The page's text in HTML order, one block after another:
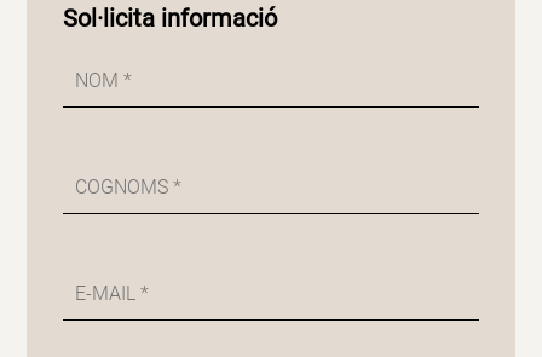
Sol·licita informació